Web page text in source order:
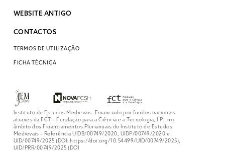
WEBSITE ANTIGO
CONTACTOS
TERMOS DE UTILIZAÇÃO
FICHA TÉCNICA
Instituto de Estudos Medievais. Financiado por fundos nacionais
através da FCT – Fundação para a Ciência e a Tecnologia, I.P., no
âmbito dos Financiamentos Plurianuais do Instituto de Estudos
Medievais – Referência UIDB/00749/2020, UIDP/00749/2020 e
UID/00749/2025 (DOI: https://doi.org/10.54499/UID/00749/2025),
UID/PRR/00749/2025 (DOI